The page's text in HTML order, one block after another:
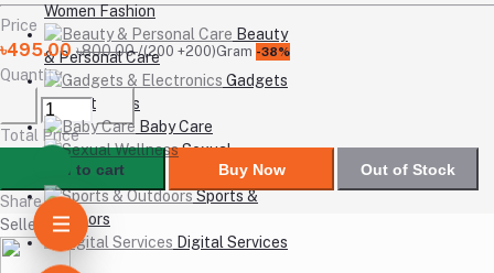
Women Fashion
Beauty
& Personal Care
Gadgets
& Electronics
Baby Care
Sexual
Wellness
Sports &
Outdoors
Digital Services
Price
৳495.00৳800.00/(200 +200)Gram -38%
Quantity
Total Price
Add to cart
Buy Now
Out of Stock
Share
Seller